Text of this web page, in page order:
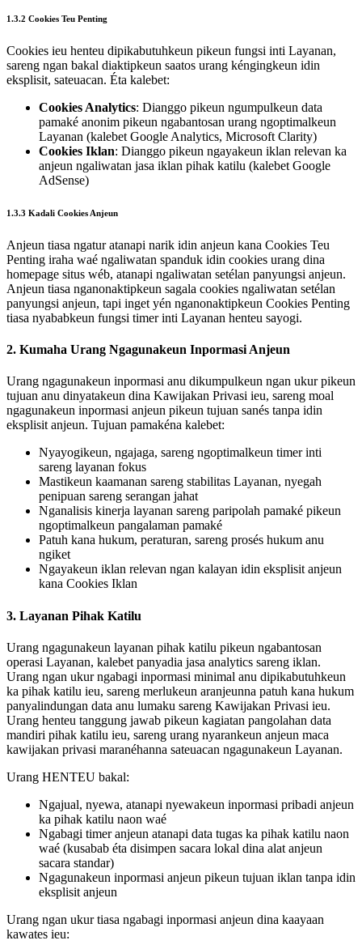
1.3.2 Cookies Teu Penting
Cookies ieu henteu dipikabutuhkeun pikeun fungsi inti Layanan,
sareng ngan bakal diaktipkeun saatos urang kéngingkeun idin
eksplisit, sateuacan. Éta kalebet:
Cookies Analytics: Dianggo pikeun ngumpulkeun data
pamaké anonim pikeun ngabantosan urang ngoptimalkeun
Layanan (kalebet Google Analytics, Microsoft Clarity)
Cookies Iklan: Dianggo pikeun ngayakeun iklan relevan ka
anjeun ngaliwatan jasa iklan pihak katilu (kalebet Google
AdSense)
1.3.3 Kadali Cookies Anjeun
Anjeun tiasa ngatur atanapi narik idin anjeun kana Cookies Teu
Penting iraha waé ngaliwatan spanduk idin cookies urang dina
homepage situs wéb, atanapi ngaliwatan setélan panyungsi anjeun.
Anjeun tiasa nganonaktipkeun sagala cookies ngaliwatan setélan
panyungsi anjeun, tapi inget yén nganonaktipkeun Cookies Penting
tiasa nyababkeun fungsi timer inti Layanan henteu sayogi.
2. Kumaha Urang Ngagunakeun Inpormasi Anjeun
Urang ngagunakeun inpormasi anu dikumpulkeun ngan ukur pikeun
tujuan anu dinyatakeun dina Kawijakan Privasi ieu, sareng moal
ngagunakeun inpormasi anjeun pikeun tujuan sanés tanpa idin
eksplisit anjeun. Tujuan pamakéna kalebet:
Nyayogikeun, ngajaga, sareng ngoptimalkeun timer inti
sareng layanan fokus
Mastikeun kaamanan sareng stabilitas Layanan, nyegah
penipuan sareng serangan jahat
Nganalisis kinerja layanan sareng paripolah pamaké pikeun
ngoptimalkeun pangalaman pamaké
Patuh kana hukum, peraturan, sareng prosés hukum anu
ngiket
Ngayakeun iklan relevan ngan kalayan idin eksplisit anjeun
kana Cookies Iklan
3. Layanan Pihak Katilu
Urang ngagunakeun layanan pihak katilu pikeun ngabantosan
operasi Layanan, kalebet panyadia jasa analytics sareng iklan.
Urang ngan ukur ngabagi inpormasi minimal anu dipikabutuhkeun
ka pihak katilu ieu, sareng merlukeun aranjeunna patuh kana hukum
panyalindungan data anu lumaku sareng Kawijakan Privasi ieu.
Urang henteu tanggung jawab pikeun kagiatan pangolahan data
mandiri pihak katilu ieu, sareng urang nyarankeun anjeun maca
kawijakan privasi maranéhanna sateuacan ngagunakeun Layanan.
Urang HENTEU bakal:
Ngajual, nyewa, atanapi nyewakeun inpormasi pribadi anjeun
ka pihak katilu naon waé
Ngabagi timer anjeun atanapi data tugas ka pihak katilu naon
waé (kusabab éta disimpen sacara lokal dina alat anjeun
sacara standar)
Ngagunakeun inpormasi anjeun pikeun tujuan iklan tanpa idin
eksplisit anjeun
Urang ngan ukur tiasa ngabagi inpormasi anjeun dina kaayaan
kawates ieu: